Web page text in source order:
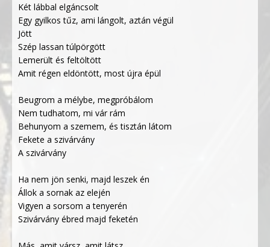
Két lábbal elgáncsolt
Egy gyilkos tűz, ami lángolt, aztán végül
Jött
Szép lassan túlpörgött
Lemerült és feltöltött
Amit régen eldöntött, most újra épül
Beugrom a mélybe, megpróbálom
Nem tudhatom, mi vár rám
Behunyom a szemem, és tisztán látom
Fekete a szivárvány
A szivárvány
Ha nem jön senki, majd leszek én
Állok a sornak az elején
Vigyen a sorsom a tenyerén
Szivárvány ébred majd feketén